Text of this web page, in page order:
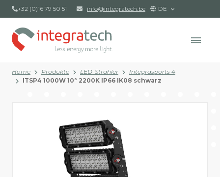
+32 (0)16 79 50 51 info@integratech.be DE
Home Produkte LED-Strahler
Integrasports 4
ITSP4 1000W 10° 2200K IP66 IK08 schwarz